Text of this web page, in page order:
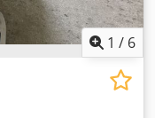
1 / 6